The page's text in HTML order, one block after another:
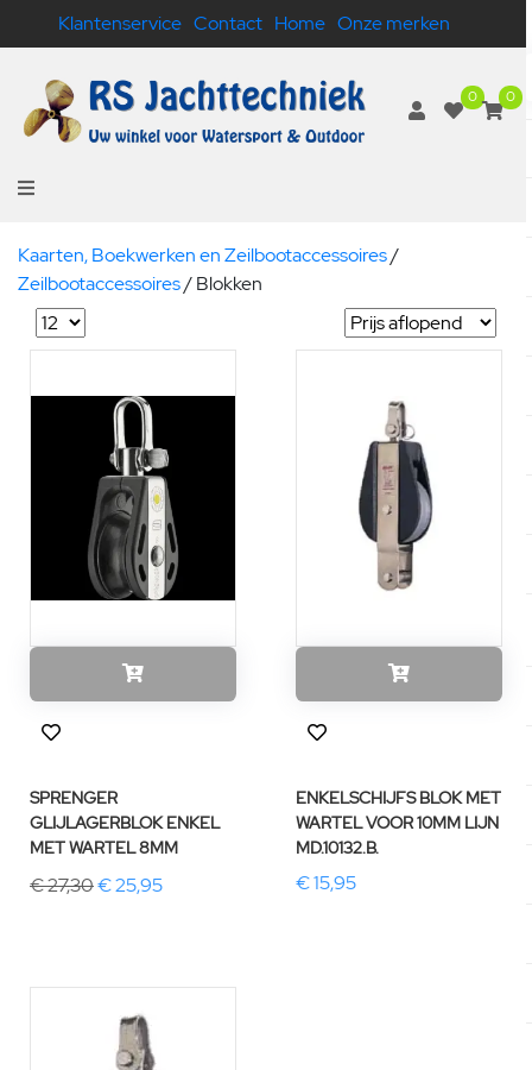
Klantenservice Contact Home Onze merken
0 0
Kaarten, Boekwerken en Zeilbootaccessoires/
Zeilbootaccessoires/Blokken
SPRENGER
GLIJLAGERBLOK ENKEL
MET WARTEL 8MM
€ 27,30€ 25,95
ENKELSCHIJFS BLOK MET
WARTEL VOOR 10MM LIJN
MD.10132.B.
€ 15,95